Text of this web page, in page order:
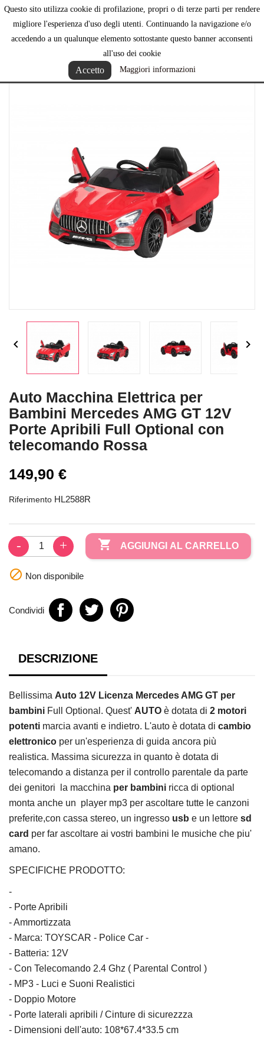
Questo sito utilizza cookie di profilazione, propri o di terze parti per rendere
migliore l'esperienza d'uso degli utenti. Continuando la navigazione e/o
accedendo a un qualunque elemento sottostante questo banner acconsenti
all'uso dei cookie
Accetto Maggiori informazioni

 
Auto Macchina Elettrica per
Bambini Mercedes AMG GT 12V
Porte Apribili Full Optional con
telecomando Rossa
149,90 €
Riferimento HL2588R
 AGGIUNGI AL CARRELLO
 Non disponibile
Condividi
DESCRIZIONE
Bellissima Auto 12V Licenza Mercedes AMG GT per
bambini Full Optional. Quest' AUTO è dotata di 2 motori
potenti marcia avanti e indietro. L'auto è dotata di cambio
elettronico per un'esperienza di guida ancora più
realistica. Massima sicurezza in quanto è dotata di
telecomando a distanza per il controllo parentale da parte
dei genitori la macchina per bambini ricca di optional
monta anche un player mp3 per ascoltare tutte le canzoni
preferite,con cassa stereo, un ingresso usb e un lettore sd
card per far ascoltare ai vostri bambini le musiche che piu'
amano.
SPECIFICHE PRODOTTO:
-
- Porte Apribili
- Ammortizzata
- Marca: TOYSCAR - Police Car -
- Batteria: 12V
- Con Telecomando 2.4 Ghz ( Parental Control )
- MP3 - Luci e Suoni Realistici
- Doppio Motore
- Porte laterali apribili / Cinture di sicurezzza
- Dimensioni dell'auto: 108*67.4*33.5 cm